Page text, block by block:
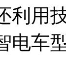
利用
电车